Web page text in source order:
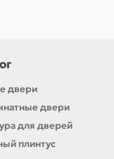
двери
двери
для дверей
плинтус